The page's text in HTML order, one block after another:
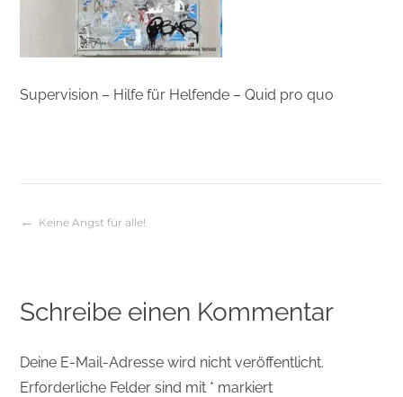
Supervision – Hilfe für Helfende – Quid pro quo
Beitragsnavigation
Keine Angst für alle!
Schreibe einen Kommentar
Deine E-Mail-Adresse wird nicht veröffentlicht.
Erforderliche Felder sind mit * markiert